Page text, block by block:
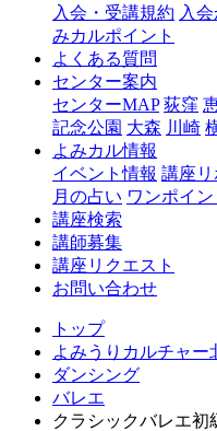
入会・受講規約 入
みカルポイント
よくある質問
センター案内
センターMAP 荻窪
記念公園 大森 川崎
よみカル情報
イベント情報 講座リ
月の占い ワンポイ
講座検索
講師募集
講座リクエスト
お問い合わせ
トップ
よみうりカルチャー
ダンシング
バレエ
クラシックバレエ初